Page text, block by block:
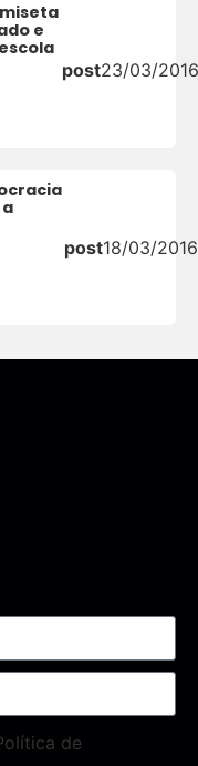
e
post23/03/
post18/03/2016
de